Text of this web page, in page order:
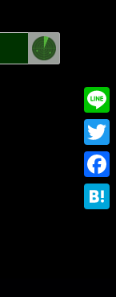
Line
検
索